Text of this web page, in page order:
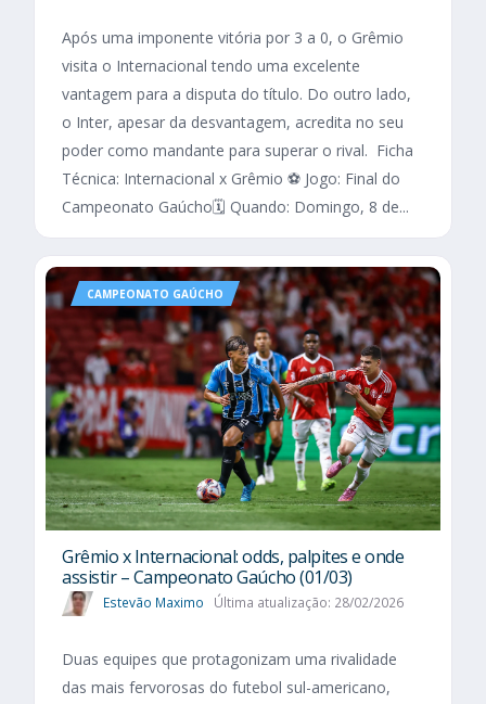
Após uma imponente vitória por 3 a 0, o Grêmio
visita o Internacional tendo uma excelente
vantagem para a disputa do título. Do outro lado,
o Inter, apesar da desvantagem, acredita no seu
poder como mandante para superar o rival. Ficha
Técnica: Internacional x Grêmio ⚽ Jogo: Final do
Campeonato Gaúcho🗓️ Quando: Domingo, 8 de...
CAMPEONATO GAÚCHO
Grêmio x Internacional: odds, palpites e onde
assistir – Campeonato Gaúcho (01/03)
Estevão Maximo Última atualização: 28/02/2026
Duas equipes que protagonizam uma rivalidade
das mais fervorosas do futebol sul-americano,